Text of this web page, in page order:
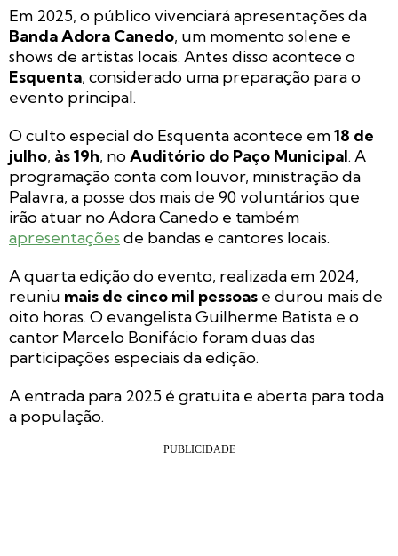
Em 2025, o público vivenciará apresentações da
Banda Adora Canedo, um momento solene e
shows de artistas locais. Antes disso acontece o
Esquenta, considerado uma preparação para o
evento principal.
O culto especial do Esquenta acontece em18 de
julho, às 19h, noAuditório do Paço Municipal. A
programação conta com louvor, ministração da
Palavra, a posse dos mais de 90 voluntários que
irão atuar no Adora Canedo e também
apresentações de bandas e cantores locais.
A quarta edição do evento, realizada em 2024,
reuniu mais de cinco mil pessoas e durou mais de
oito horas. O evangelista Guilherme Batista e o
cantor Marcelo Bonifácio foram duas das
participações especiais da edição.
A entrada para 2025 é gratuita e aberta para toda
a população.